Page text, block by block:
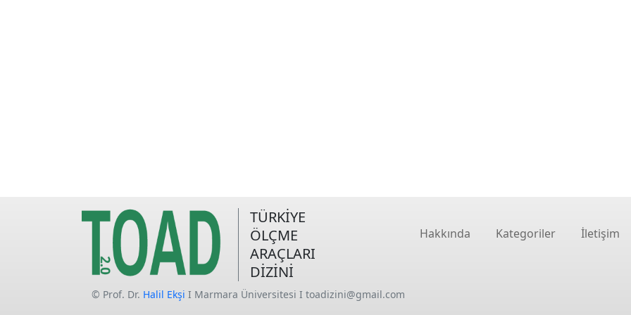
TÜRKİYE
ÖLÇME
ARAÇLARI
DİZİNİ
Hakkında Kategoriler İletişim
© Prof. Dr. Halil Ekşi I Marmara Üniversitesi I toadizini@gmail.com